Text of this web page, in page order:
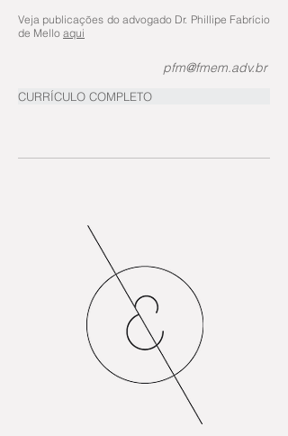
Veja publicações do advogado Dr. Phillipe Fabrício
de Mello aqui
pfm@fmem.adv.br
CURRÍCULO COMPLETO